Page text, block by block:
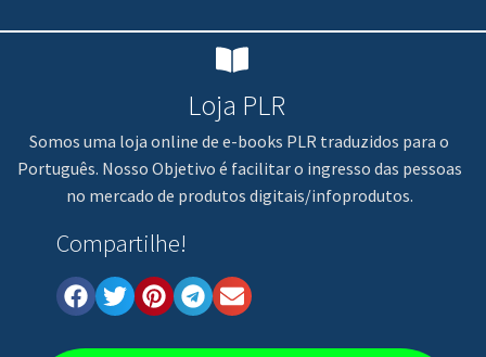
Loja PLR
Somos uma loja online de e-books PLR traduzidos para o
Português. Nosso Objetivo é facilitar o ingresso das pessoas
no mercado de produtos digitais/infoprodutos.
Compartilhe!